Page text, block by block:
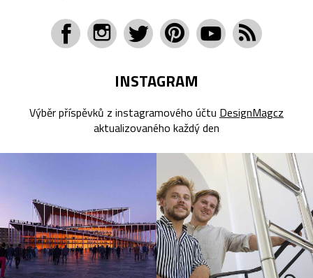
INSTAGRAM
Výběr příspěvků z instagramového účtu DesignMagcz
aktualizovaného každý den